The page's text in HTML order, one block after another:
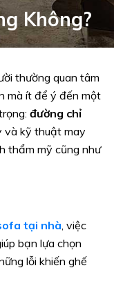
Không?
thường quan tâm
mà ít để ý đến một
đường chỉ
và kỹ thuật may
thẩm mỹ cũng như
tại nhà, việc
bạn lựa chọn
lỗi khiến ghế